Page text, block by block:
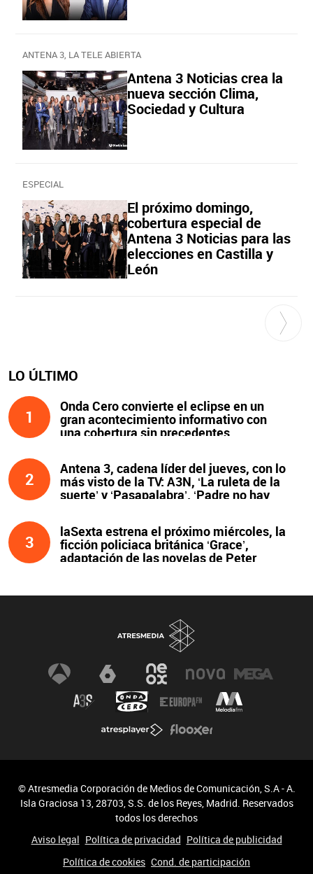
ANTENA 3, LA TELE ABIERTA
Antena 3 Noticias crea la
nueva sección Clima,
Sociedad y Cultura
ESPECIAL
El próximo domingo,
cobertura especial de
Antena 3 Noticias para las
elecciones en Castilla y
León
LO ÚLTIMO
1
Onda Cero convierte el eclipse en un
gran acontecimiento informativo con
una cobertura sin precedentes
2
Antena 3, cadena líder del jueves, con lo
más visto de la TV: A3N, ‘La ruleta de la
suerte’ y ‘Pasapalabra’. ‘Padre no hay
3
laSexta estrena el próximo miércoles, la
ficción policiaca británica ‘Grace’,
adaptación de las novelas de Peter
© Atresmedia Corporación de Medios de Comunicación, S.A - A.
Isla Graciosa 13, 28703, S.S. de los Reyes, Madrid. Reservados
todos los derechos
Aviso legal Política de privacidad Política de publicidad
Política de cookies Cond. de participación